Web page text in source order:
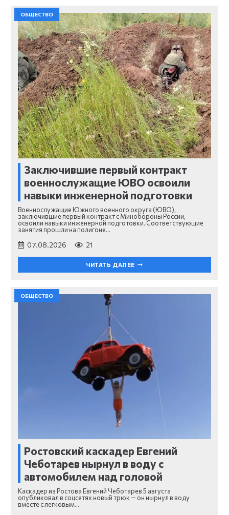
ОБЩЕСТВО
Заключившие первый контракт
военнослужащие ЮВО освоили
навыки инженерной подготовки
Военнослужащие Южного военного округа (ЮВО),
заключившие первый контракт с Минобороны России,
освоили навыки инженерной подготовки. Соответствующие
занятия прошли на полигоне…
07.08.2026 21
ЧИТАТЬ ДАЛЕЕ
ОБЩЕСТВО
Ростовский каскадер Евгений
Чеботарев нырнул в воду с
автомобилем над головой
Каскадер из Ростова Евгений Чеботарев 5 августа
опубликовал в соцсетях новый трюк — он нырнул в воду
вместе с легковым…